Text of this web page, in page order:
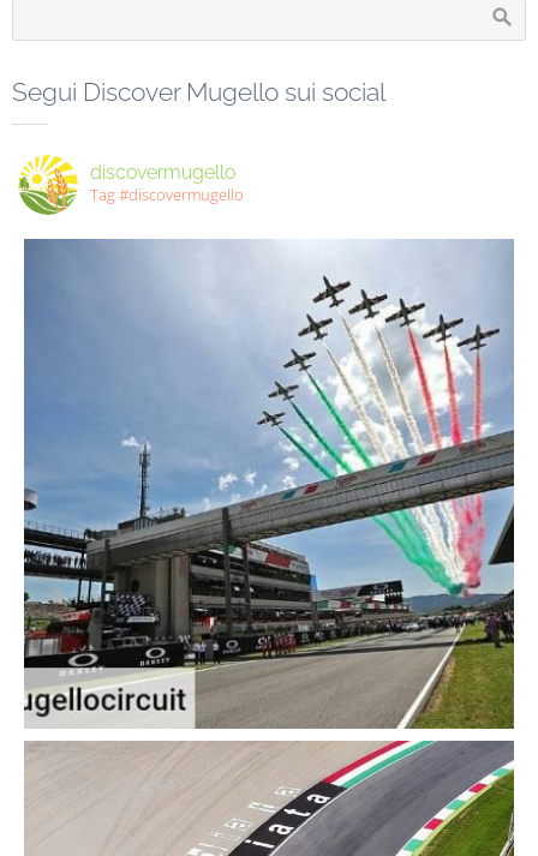
Segui Discover Mugello sui social
discovermugello
Tag #discovermugello